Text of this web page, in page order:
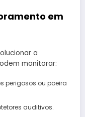
em
a
monitorar:
perigosos ou poeira
auditivos.